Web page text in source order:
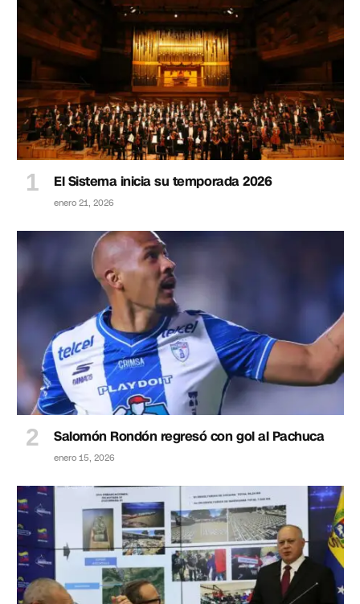
El Sistema inicia su temporada 2026
enero 21, 2026
Salomón Rondón regresó con gol al Pachuca
enero 15, 2026